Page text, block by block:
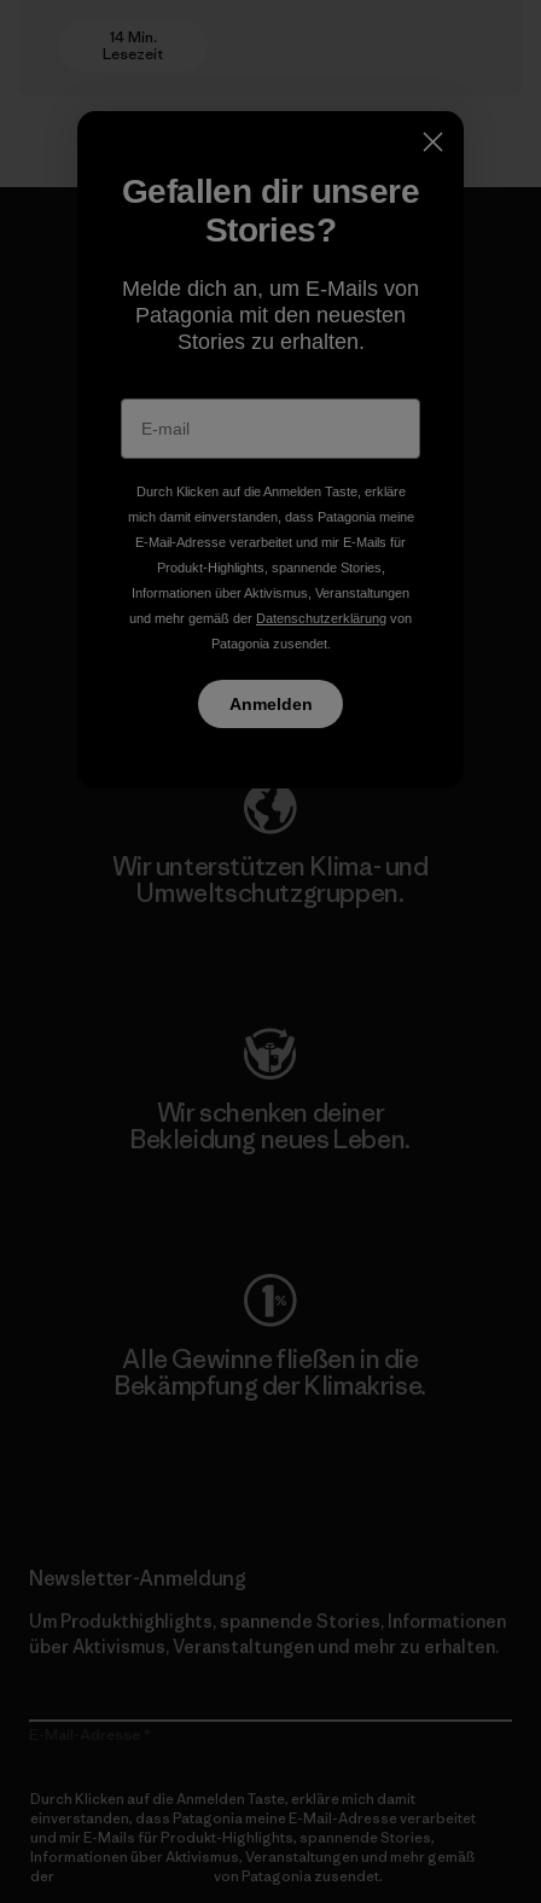
14 Min.
Lesezeit
Für all unsere Produkte gilt
unsere kompromisslose
Wir übernehmen
Verantwortung für unsere
Auswirkungen.
Unser Fußabdruck
Wir unterstützen Klima- und
Umweltschutzgruppen.
Wir schenken deiner
Bekleidung neues Leben.
Alle Gewinne fließen in die
Bekämpfung der Klimakrise.
Newsletter-Anmeldung
Um Produkthighlights, spannende Stories, Informationen
über Aktivismus, Veranstaltungen und mehr zu erhalten.
Durch Klicken auf die Anmelden Taste, erkläre mich damit
einverstanden, dass Patagonia meine E-Mail-Adresse verarbeitet
und mir E-Mails für Produkt-Highlights, spannende Stories,
Informationen über Aktivismus, Veranstaltungen und mehr gemäß
der
von Patagonia zusendet.
Gefallen dir unsere
Stories?
Melde dich an, um E-Mails von
Patagonia mit den neuesten
Stories zu erhalten.
Durch Klicken auf die Anmelden Taste, erkläre
mich damit einverstanden, dass Patagonia meine
E-Mail-Adresse verarbeitet und mir E-Mails für
Produkt-Highlights, spannende Stories,
Informationen über Aktivismus, Veranstaltungen
und mehr gemäß der Datenschutzerklärung von
Patagonia zusendet.
Anmelden